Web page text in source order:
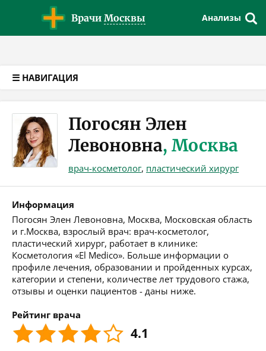
Врачи Москвы Анализы
☰ НАВИГАЦИЯ
Погосян Элен
Левоновна, Москва
врач-косметолог, пластический хирург
Информация
Погосян Элен Левоновна, Москва, Московская область
и г.Москва, взрослый врач: врач-косметолог,
пластический хирург, работает в клинике:
Косметология «El Medico». Больше информации о
профиле лечения, образовании и пройденных курсах,
категории и степени, количестве лет трудового стажа,
отзывы и оценки пациентов - даны ниже.
Рейтинг врача
4.1